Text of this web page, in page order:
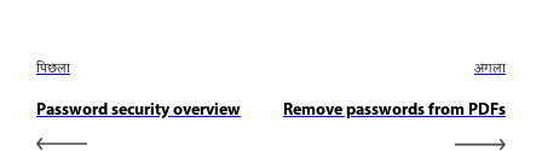
पिछला
Password security overview
अगला
Remove passwords from PDFs